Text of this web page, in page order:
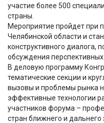
участие более 500
страны.
Мероприятие пройдет при
Челябинской области и
конструктивного диалога,
обсуждения перспективных
В деловую программу
тематические секции и
вызовы и проблемы рынка
эффективные технологии
участников форума –
стран ближнего и